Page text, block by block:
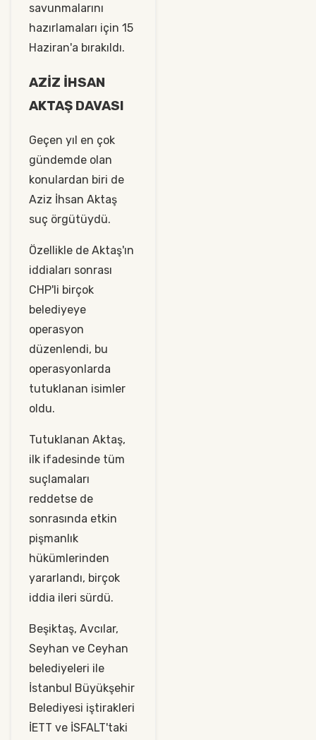
savunmalarını
hazırlamaları için 15
Haziran'a bırakıldı.
AZİZ İHSAN
AKTAŞ DAVASI
Geçen yıl en çok
gündemde olan
konulardan biri de
Aziz İhsan Aktaş
suç örgütüydü.
Özellikle de Aktaş'ın
iddiaları sonrası
CHP'li birçok
belediyeye
operasyon
düzenlendi, bu
operasyonlarda
tutuklanan isimler
oldu.
Tutuklanan Aktaş,
ilk ifadesinde tüm
suçlamaları
reddetse de
sonrasında etkin
pişmanlık
hükümlerinden
yararlandı, birçok
iddia ileri sürdü.
Beşiktaş, Avcılar,
Seyhan ve Ceyhan
belediyeleri ile
İstanbul Büyükşehir
Belediyesi iştirakleri
İETT ve İSFALT'taki